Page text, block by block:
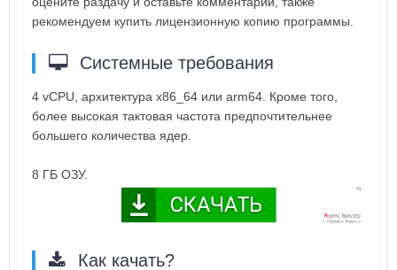
рекомендуем купить лицензионную копию программы.
Системные требования
4 vCPU, архитектура x86_64 или arm64. Кроме того,
более высокая тактовая частота предпочтительнее
большего количества ядер.
8 ГБ ОЗУ.
Как качать?